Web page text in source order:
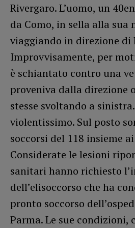
Rivergaro. L’uomo, un
da Como, in sella alla sua
viaggiando in direzione di
Improvvisamente, per
è schiantato contro una
proveniva dalla direzione
stesse svoltando a
violentissimo. Sul posto
soccorsi del 118 insieme
Considerate le lesioni
sanitari hanno richiesto
dell’elisoccorso che ha
pronto soccorso
Parma. Le sue condizioni,